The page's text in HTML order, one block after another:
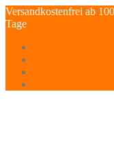
Versandkostenfrei ab
Tage